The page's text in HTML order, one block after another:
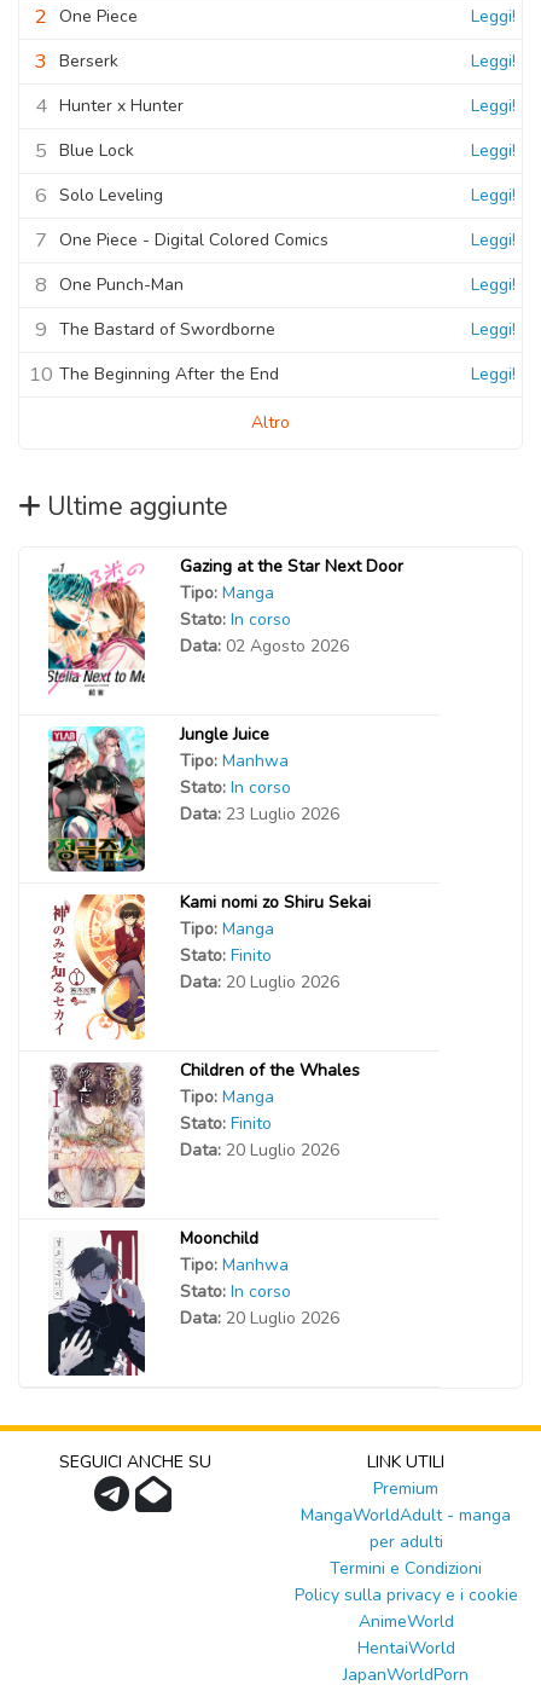
2 One Piece Leggi!
3 Berserk Leggi!
4 Hunter x Hunter Leggi!
5 Blue Lock Leggi!
6 Solo Leveling Leggi!
7 One Piece - Digital Colored Comics Leggi!
8 One Punch-Man Leggi!
9 The Bastard of Swordborne Leggi!
10 The Beginning After the End Leggi!
Altro
Ultime aggiunte
Gazing at the Star Next Door
Tipo: Manga
Stato: In corso
Data: 02 Agosto 2026
Jungle Juice
Tipo: Manhwa
Stato: In corso
Data: 23 Luglio 2026
Kami nomi zo Shiru Sekai
Tipo: Manga
Stato: Finito
Data: 20 Luglio 2026
Children of the Whales
Tipo: Manga
Stato: Finito
Data: 20 Luglio 2026
Moonchild
Tipo: Manhwa
Stato: In corso
Data: 20 Luglio 2026
SEGUICI ANCHE SU
LINK UTILI
Premium
MangaWorldAdult - manga
per adulti
Termini e Condizioni
Policy sulla privacy e i cookie
AnimeWorld
HentaiWorld
JapanWorldPorn